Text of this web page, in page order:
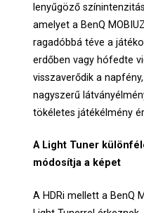
lenyűgöző
amelyet a BenQ
ragadóbbá téve a
erdőben vagy hófedte
visszaverődik a
nagyszerű
tökéletes játékélmény
A Light Tuner
módosítja a képet
A HDRi mellett a BenQ